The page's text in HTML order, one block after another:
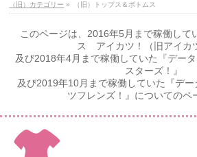
（旧）カテゴリー » （旧）トップス＆ボトムス
このページは、2016年5月まで稼働して
ス アイカツ！（旧アイカ
及び2018年4月まで稼働していた『デー
スターズ！』
及び2019年10月まで稼働していた『デ
ツフレンズ！』についてのペ